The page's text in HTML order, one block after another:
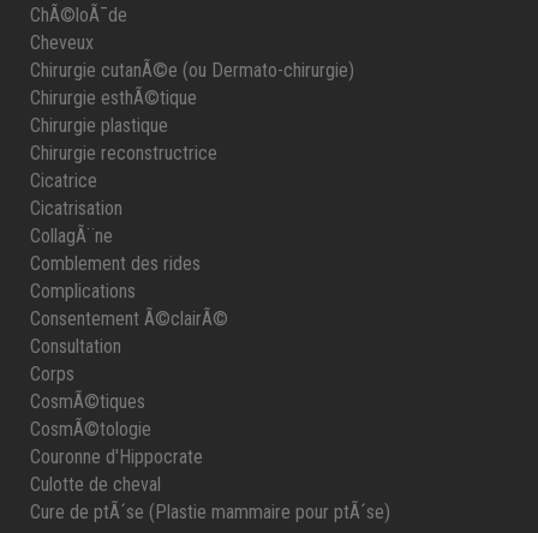
ChÃ©loÃ¯de
Cheveux
Chirurgie cutanÃ©e (ou Dermato-chirurgie)
Chirurgie esthÃ©tique
Chirurgie plastique
Chirurgie reconstructrice
Cicatrice
Cicatrisation
CollagÃ¨ne
Comblement des rides
Complications
Consentement Ã©clairÃ©
Consultation
Corps
CosmÃ©tiques
CosmÃ©tologie
Couronne d'Hippocrate
Culotte de cheval
Cure de ptÃ´se (Plastie mammaire pour ptÃ´se)